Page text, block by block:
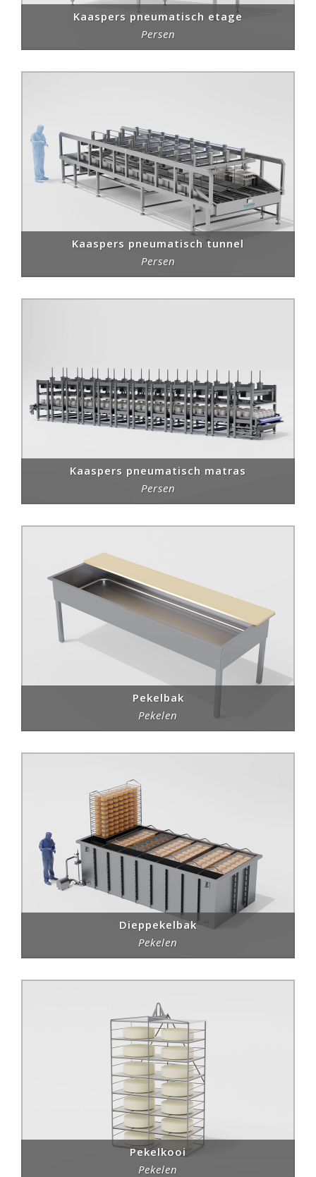
Kaaspers pneumatisch etage
Persen
Kaaspers pneumatisch tunnel
Persen
Kaaspers pneumatisch matras
Persen
Pekelbak
Pekelen
Dieppekelbak
Pekelen
Pekelkooi
Pekelen